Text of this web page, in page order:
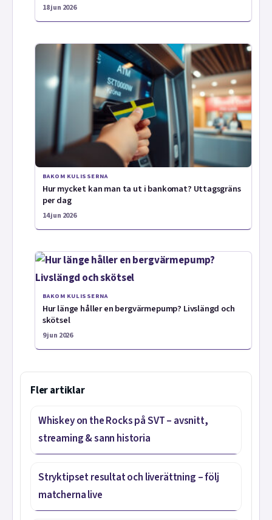
18 jun 2026
BAKOM KULISSERNA
Hur mycket kan man ta ut i bankomat? Uttagsgräns
per dag
14 jun 2026
BAKOM KULISSERNA
Hur länge håller en bergvärmepump? Livslängd och
skötsel
9 jun 2026
Fler artiklar
Whiskey on the Rocks på SVT – avsnitt,
streaming & sann historia
Stryktipset resultat och liverättning – följ
matcherna live